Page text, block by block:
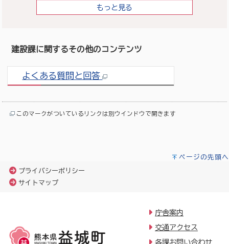
もっと見る
建設課に関するその他のコンテンツ
よくある質問と回答
このマークがついているリンクは別ウインドウで開きます
ページの先頭へ
プライバシーポリシー
サイトマップ
庁舎案内
交通アクセス